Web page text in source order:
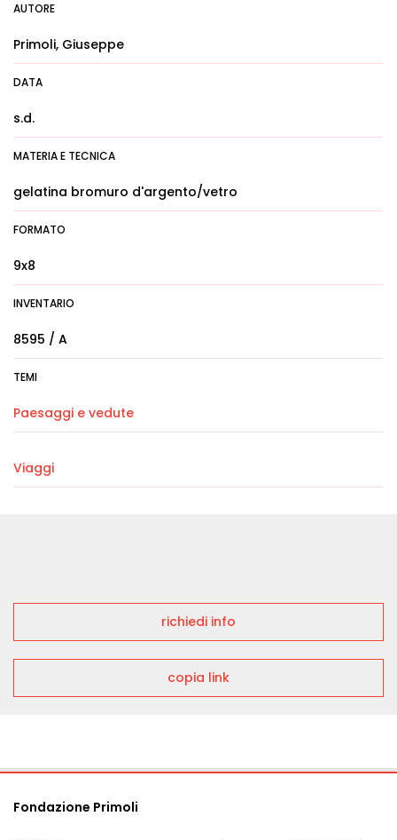
AUTORE
Primoli, Giuseppe
DATA
s.d.
MATERIA E TECNICA
gelatina bromuro d'argento/vetro
FORMATO
9x8
INVENTARIO
8595 / A
TEMI
Paesaggi e vedute
Viaggi
richiedi info
copia link
Fondazione Primoli